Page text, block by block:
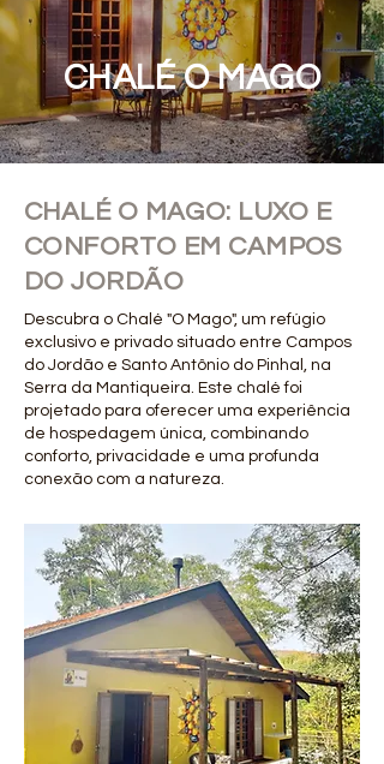
CHALÉ O MAGO
CHALÉ O MAGO: LUXO E
CONFORTO EM CAMPOS
DO JORDÃO
Descubra o Chalé "O Mago", um refúgio
exclusivo e privado situado entre Campos
do Jordão e Santo Antônio do Pinhal, na
Serra da Mantiqueira. Este chalé foi
projetado para oferecer uma experiência
de hospedagem única, combinando
conforto, privacidade e uma profunda
conexão com a natureza.